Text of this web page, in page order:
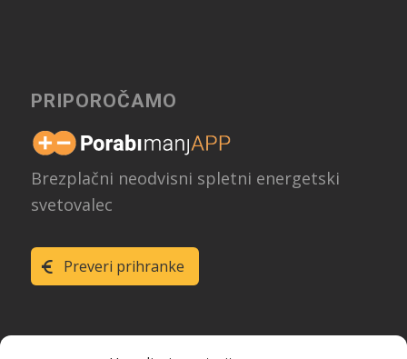
PRIPOROČAMO
Brezplačni neodvisni spletni energetski
svetovalec
Preveri prihranke